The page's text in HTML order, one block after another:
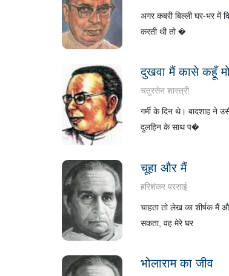
अगर कबरी बिल्ली घर-भर में
करती थी तो �
दुखवा मैं कासे कहूँ
चतुरसेन शास्त्री
गर्मी के दिन थे। बादशाह ने
दुलहिन के साथ प�
चूहा और मैं
हरिशंकर परसाई
चाहता तो लेख का शीर्षक मैं
सकता, वह मेरे घर
भोलाराम का जीव